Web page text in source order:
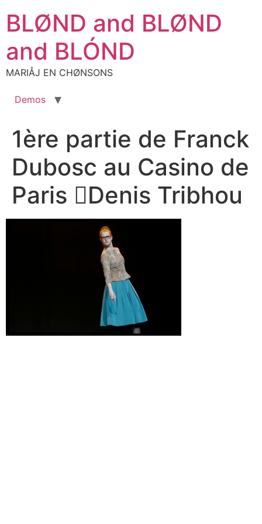
contenu
BLØND and BLØND
and BLÓND
MARIÅJ EN CHØNSONS
Demos
1ère partie de Franck
Dubosc au Casino de
Paris Denis Tribhou